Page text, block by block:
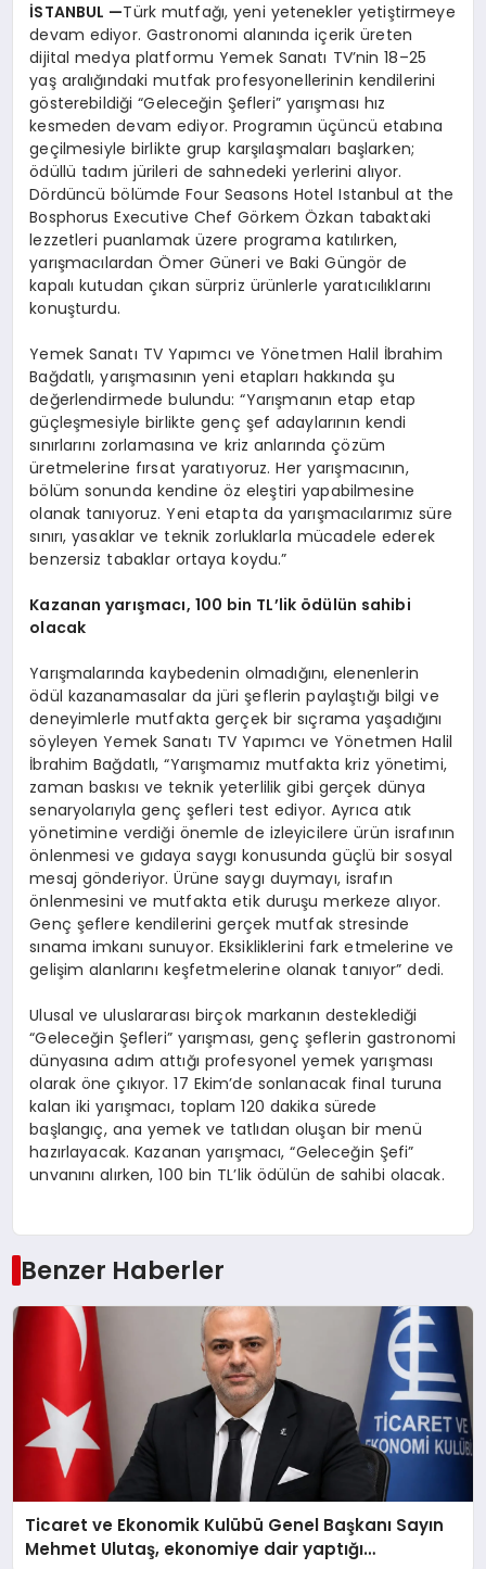
İSTANBUL —Türk mutfağı, yeni yetenekler yetiştirmeye
devam ediyor. Gastronomi alanında içerik üreten
dijital medya platformu Yemek Sanatı TV’nin 18–25
yaş aralığındaki mutfak profesyonellerinin kendilerini
gösterebildiği “Geleceğin Şefleri” yarışması hız
kesmeden devam ediyor. Programın üçüncü etabına
geçilmesiyle birlikte grup karşılaşmaları başlarken;
ödüllü tadım jürileri de sahnedeki yerlerini alıyor.
Dördüncü bölümde Four Seasons Hotel Istanbul at the
Bosphorus Executive Chef Görkem Özkan tabaktaki
lezzetleri puanlamak üzere programa katılırken,
yarışmacılardan Ömer Güneri ve Baki Güngör de
kapalı kutudan çıkan sürpriz ürünlerle yaratıcılıklarını
konuşturdu.
Yemek Sanatı TV Yapımcı ve Yönetmen Halil İbrahim
Bağdatlı, yarışmasının yeni etapları hakkında şu
değerlendirmede bulundu: “Yarışmanın etap etap
güçleşmesiyle birlikte genç şef adaylarının kendi
sınırlarını zorlamasına ve kriz anlarında çözüm
üretmelerine fırsat yaratıyoruz. Her yarışmacının,
bölüm sonunda kendine öz eleştiri yapabilmesine
olanak tanıyoruz. Yeni etapta da yarışmacılarımız süre
sınırı, yasaklar ve teknik zorluklarla mücadele ederek
benzersiz tabaklar ortaya koydu.”
Kazanan yarışmacı, 100 bin TL’lik ödülün sahibi
olacak
Yarışmalarında kaybedenin olmadığını, elenenlerin
ödül kazanamasalar da jüri şeflerin paylaştığı bilgi ve
deneyimlerle mutfakta gerçek bir sıçrama yaşadığını
söyleyen Yemek Sanatı TV Yapımcı ve Yönetmen Halil
İbrahim Bağdatlı, “Yarışmamız mutfakta kriz yönetimi,
zaman baskısı ve teknik yeterlilik gibi gerçek dünya
senaryolarıyla genç şefleri test ediyor. Ayrıca atık
yönetimine verdiği önemle de izleyicilere ürün israfının
önlenmesi ve gıdaya saygı konusunda güçlü bir sosyal
mesaj gönderiyor. Ürüne saygı duymayı, israfın
önlenmesini ve mutfakta etik duruşu merkeze alıyor.
Genç şeflere kendilerini gerçek mutfak stresinde
sınama imkanı sunuyor. Eksikliklerini fark etmelerine ve
gelişim alanlarını keşfetmelerine olanak tanıyor” dedi.
Ulusal ve uluslararası birçok markanın desteklediği
“Geleceğin Şefleri” yarışması, genç şeflerin gastronomi
dünyasına adım attığı profesyonel yemek yarışması
olarak öne çıkıyor. 17 Ekim’de sonlanacak final turuna
kalan iki yarışmacı, toplam 120 dakika sürede
başlangıç, ana yemek ve tatlıdan oluşan bir menü
hazırlayacak. Kazanan yarışmacı, “Geleceğin Şefi”
unvanını alırken, 100 bin TL’lik ödülün de sahibi olacak.
Benzer Haberler
Ticaret ve Ekonomik Kulübü Genel Başkanı Sayın
Mehmet Ulutaş, ekonomiye dair yaptığı